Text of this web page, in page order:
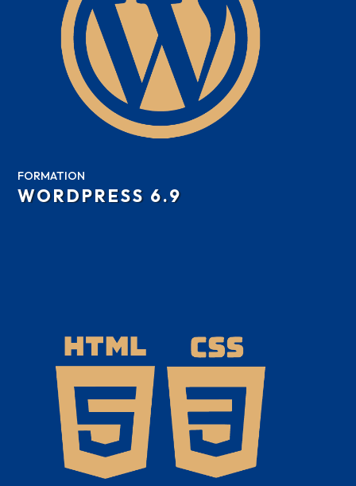
FORMATION
WORDPRESS 6.9